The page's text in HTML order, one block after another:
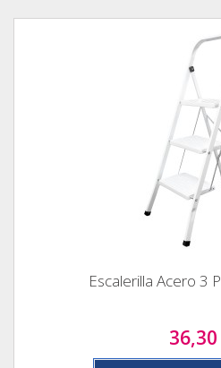
Escalerilla Acero 3